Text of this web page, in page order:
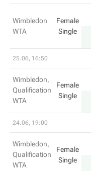
Wimbledon
WTA
Female
Single
25.06, 16:50
Wimbledon,
Qualification
WTA
Female
Single
24.06, 19:00
Wimbledon,
Qualification
WTA
Female
Single